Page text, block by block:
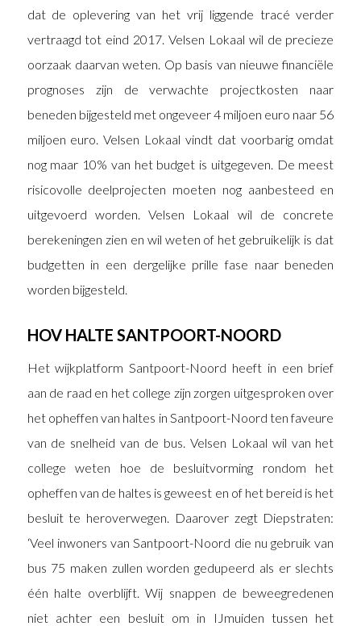
dat de oplevering van het vrij liggende tracé verder
vertraagd tot eind 2017. Velsen Lokaal wil de precieze
oorzaak daarvan weten. Op basis van nieuwe financiële
prognoses zijn de verwachte projectkosten naar
beneden bijgesteld met ongeveer 4 miljoen euro naar 56
miljoen euro. Velsen Lokaal vindt dat voorbarig omdat
nog maar 10% van het budget is uitgegeven. De meest
risicovolle deelprojecten moeten nog aanbesteed en
uitgevoerd worden. Velsen Lokaal wil de concrete
berekeningen zien en wil weten of het gebruikelijk is dat
budgetten in een dergelijke prille fase naar beneden
worden bijgesteld.
HOV HALTE SANTPOORT-NOORD
Het wijkplatform Santpoort-Noord heeft in een brief
aan de raad en het college zijn zorgen uitgesproken over
het opheffen van haltes in Santpoort-Noord ten faveure
van de snelheid van de bus. Velsen Lokaal wil van het
college weten hoe de besluitvorming rondom het
opheffen van de haltes is geweest en of het bereid is het
besluit te heroverwegen. Daarover zegt Diepstraten:
‘Veel inwoners van Santpoort-Noord die nu gebruik van
bus 75 maken zullen worden gedupeerd als er slechts
één halte overblijft. Wij snappen de beweegredenen
niet achter een besluit om in IJmuiden tussen het